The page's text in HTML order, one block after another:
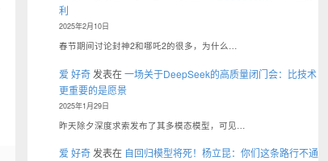
利
2025年2月10日
春节期间讨论封神2和哪吒2的很多，为什么…
爱 好奇 发表在一场关于DeepSeek的高质量闭门会：比技术
更重要的是愿景
2025年1月29日
昨天除夕深度求索发布了其多模态模型，可见…
爱 好奇 发表在 自回归模型将死！杨立昆：你们这条路行不通